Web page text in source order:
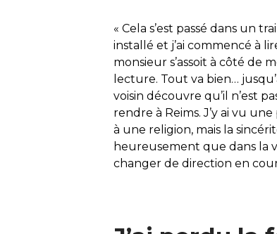
« Cela s’est passé dans un
installé et j’ai commencé à
monsieur s’assoit à côté de
lecture. Tout va bien…
voisin découvre qu’il n’est
rendre à Reims. J’y ai vu
à une religion, mais la
heureusement que dans la
changer de direction en